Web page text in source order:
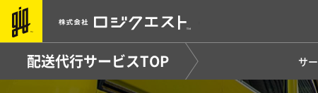
配送代行サービスTOP サ